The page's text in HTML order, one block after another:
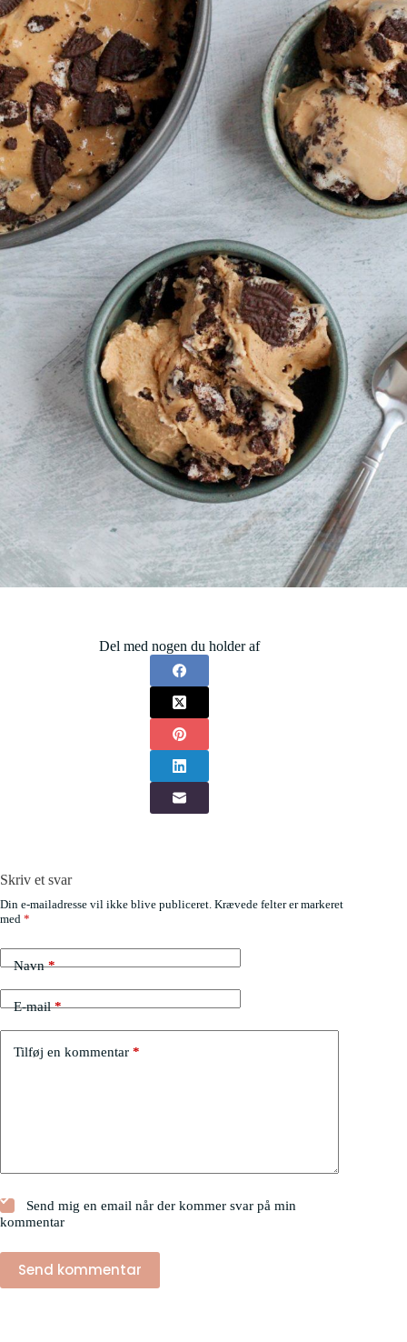
Del med nogen du holder af
Skriv et svar
Din e-mailadresse vil ikke blive publiceret. Krævede felter er markeret
med *
Navn*
E-mail*
Tilføj en kommentar *
Send mig en email når der kommer svar på min
kommentar
Send kommentar